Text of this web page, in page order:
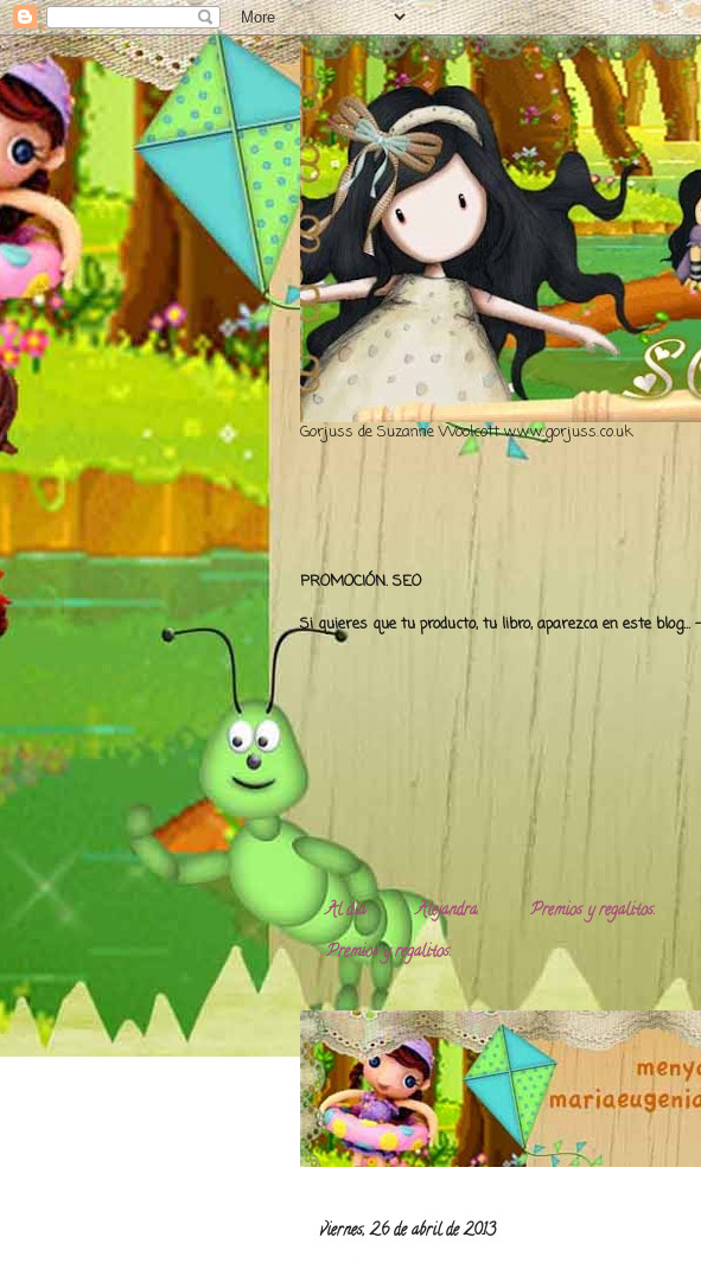
Gorjuss de Suzanne Woolcott www.gorjuss.co.uk
PROMOCIÓN. SEO
Si quieres que tu producto, tu libro, aparezca en este blog...
Al día Alejandra. Premios y regalitos.
Premios y regalitos.
viernes, 26 de abril de 2013